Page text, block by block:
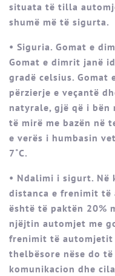
situata të tilla
shumë më të sigurta.
• Siguria. Gomat e
Gomat e dimrit janë
gradë celsius. Gomat
përzierje e veçantë
natyrale, gjë që i bën
të mirë me bazën në
e verës i humbasin
7˚C.
• Ndalimi i sigurt. Në
distanca e frenimit
është të paktën 20%
njëjtin automjet me
frenimit të
thelbësore nëse do
komunikacion dhe